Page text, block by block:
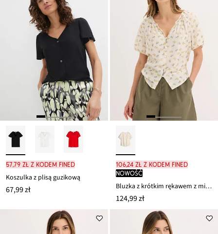
57,79 zł z kodem FINED
Koszulka z plisą guzikową
67,99 zł
106,24 zł z kodem FINED
nowość
Bluzka z krótkim rękawem z mieszanki wiskozy
124,99 zł